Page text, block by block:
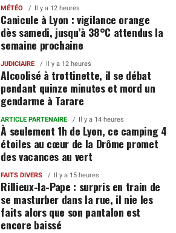
MÉTÉO Il y a 12 heures
Canicule à Lyon : vigilance orange
dès samedi, jusqu’à 38°C attendus la
semaine prochaine
JUDICIAIRE Il y a 12 heures
Alcoolisé à trottinette, il se débat
pendant quinze minutes et mord un
gendarme à Tarare
ARTICLE PARTENAIRE Il y a 14 heures
À seulement 1h de Lyon, ce camping 4
étoiles au cœur de la Drôme promet
des vacances au vert
FAITS DIVERS Il y a 15 heures
Rillieux-la-Pape : surpris en train de
se masturber dans la rue, il nie les
faits alors que son pantalon est
encore baissé